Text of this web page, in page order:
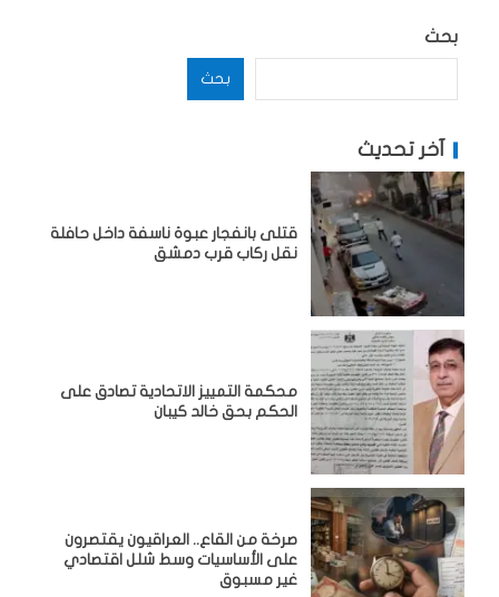
بحث
بحث
آخر تحديث
قتلى بانفجار عبوة ناسفة داخل حافلة
نقل ركاب قرب دمشق
محكمة التمييز الاتحادية تصادق على
الحكم بحق خالد كيبان
صرخة من القاع.. العراقيون يقتصرون
على الأساسيات وسط شلل اقتصادي
غير مسبوق